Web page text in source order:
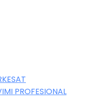
PROFESIONAL